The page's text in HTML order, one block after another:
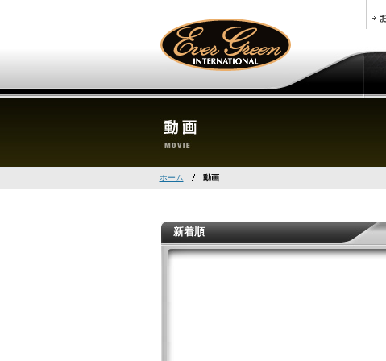
ホーム 動画
新着順